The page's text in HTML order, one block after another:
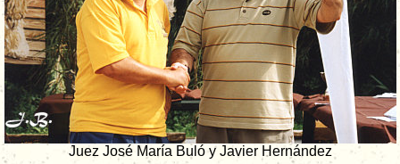
Juez José María Buló y Javier Hernández